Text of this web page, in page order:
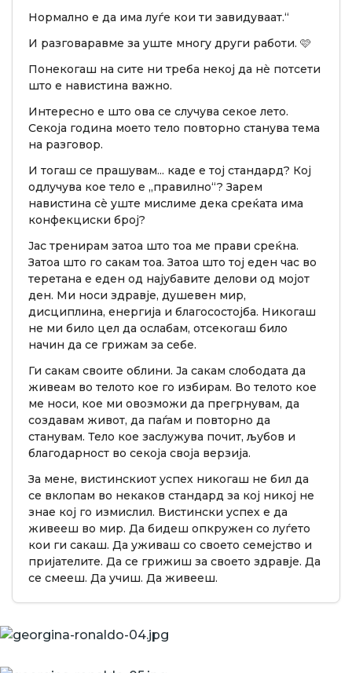
Нормално е да има луѓе кои ти завидуваат.“
И разговаравме за уште многу други работи. 🩷
Понекогаш на сите ни треба некој да нè потсети
што е навистина важно.
Интересно е што ова се случува секое лето.
Секоја година моето тело повторно станува тема
на разговор.
И тогаш се прашувам... каде е тој стандард? Кој
одлучува кое тело е „правилно“? Зарем
навистина сè уште мислиме дека среќата има
конфекциски број?
Јас тренирам затоа што тоа ме прави среќна.
Затоа што го сакам тоа. Затоа што тој еден час во
теретана е еден од најубавите делови од мојот
ден. Ми носи здравје, душевен мир,
дисциплина, енергија и благосостојба. Никогаш
не ми било цел да ослабам, отсекогаш било
начин да се грижам за себе.
Ги сакам своите облини. Ја сакам слободата да
живеам во телото кое го избирам. Во телото кое
ме носи, кое ми овозможи да прегрнувам, да
создавам живот, да паѓам и повторно да
станувам. Тело кое заслужува почит, љубов и
благодарност во секоја своја верзија.
За мене, вистинскиот успех никогаш не бил да
се вклопам во некаков стандард за кој никој не
знае кој го измислил. Вистински успех е да
живееш во мир. Да бидеш опкружен со луѓето
кои ги сакаш. Да уживаш со своето семејство и
пријателите. Да се грижиш за своето здравје. Да
се смееш. Да учиш. Да живееш.